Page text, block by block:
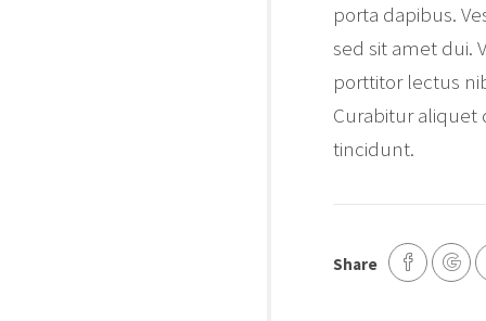
porta dapibus.
sed sit amet dui.
porttitor lectus
Curabitur
tincidunt.
Share